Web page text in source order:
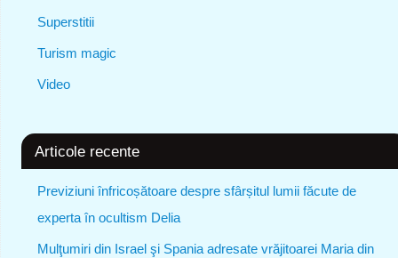
Superstitii
Turism magic
Video
Articole recente
Previziuni înfricoșătoare despre sfârșitul lumii făcute de
experta în ocultism Delia
Mulţumiri din Israel şi Spania adresate vrăjitoarei Maria din